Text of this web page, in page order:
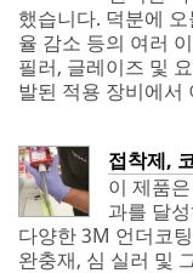
with our
Privacy
Policyto
send you
communicat
may include
promotions,
product
information
and service
ns which may
include
promotions,
product
offers.
Please be
aware that this
information
may be stored
했습니다. 덕분에
율 감소 등의 여러
필러, 글레이즈 및
발된 적용 장비에서
접착제,
이 제품
과를 달
다양한 3M 언더코
완충재, 심 실러 및